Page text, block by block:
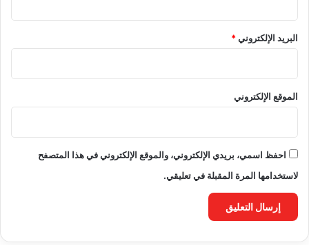
البريد الإلكتروني*
الموقع الإلكتروني
احفظ اسمي، بريدي الإلكتروني، والموقع الإلكتروني في هذا المتصفح
لاستخدامها المرة المقبلة في تعليقي.